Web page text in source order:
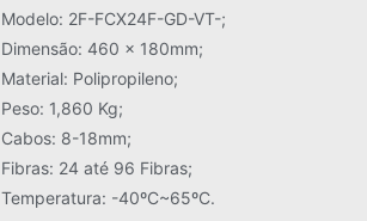
Modelo: 2F-FCX24F-GD-VT-;
Dimensão: 460 x 180mm;
Material: Polipropileno;
Peso: 1,860 Kg;
Cabos: 8-18mm;
Fibras: 24 até 96 Fibras;
Temperatura: -40ºC~65ºC.